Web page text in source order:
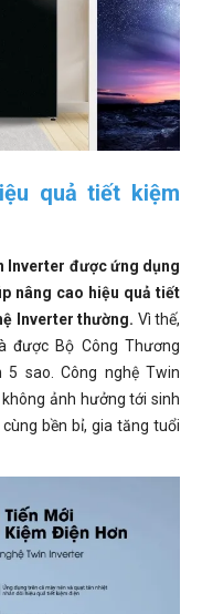
quả tiết kiệm
Inverter được ứng dụng
nâng cao hiệu quả tiết
Inverter thường. Vì thế,
được Bộ Công Thương
sao. Công nghệ Twin
ảnh hưởng tới sinh
bền bỉ, gia tăng tuổi